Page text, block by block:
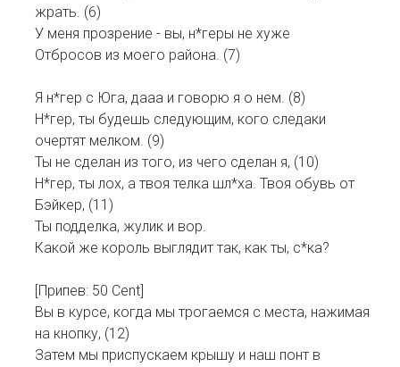
жрать. (6)
У меня прозрение - вы, н*геры не хуже
Отбросов из моего района. (7)
Я н*гер с Юга, дааа и говорю я о нем. (8)
Н*гер, ты будешь следующим, кого следаки
очертят мелком. (9)
Ты не сделан из того, из чего сделан я, (10)
Н*гер, ты лох, а твоя телка шл*ха. Твоя обувь от
Бэйкер, (11)
Ты подделка, жулик и вор.
Какой же король выглядит так, как ты, с*ка?
[Припев: 50 Cent]
Вы в курсе, когда мы трогаемся с места, нажимая
на кнопку, (12)
Затем мы приспускаем крышу и наш понт в